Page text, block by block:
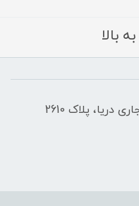
بالا
پلاک 2610